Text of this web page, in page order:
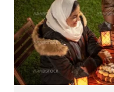
المنزل، وهذا يمكن
بعيداً عن المصروفات
دفع مصاريف أسرتك و
بميزاينة مصروفاتهم.
على البطاقة الإضافية